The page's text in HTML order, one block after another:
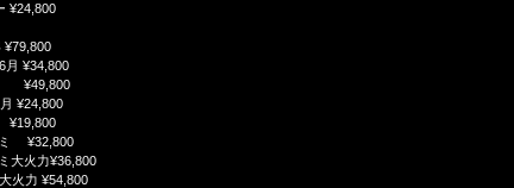
¥24,800
月 ¥34,800
¥49,800
¥24,800
¥19,800
ミ ¥32,800
大火力¥36,800
火力 ¥54,800